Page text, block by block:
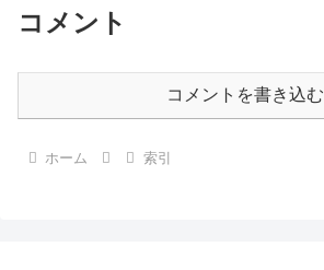
コメント
コメントを書き込む
ホーム 索引